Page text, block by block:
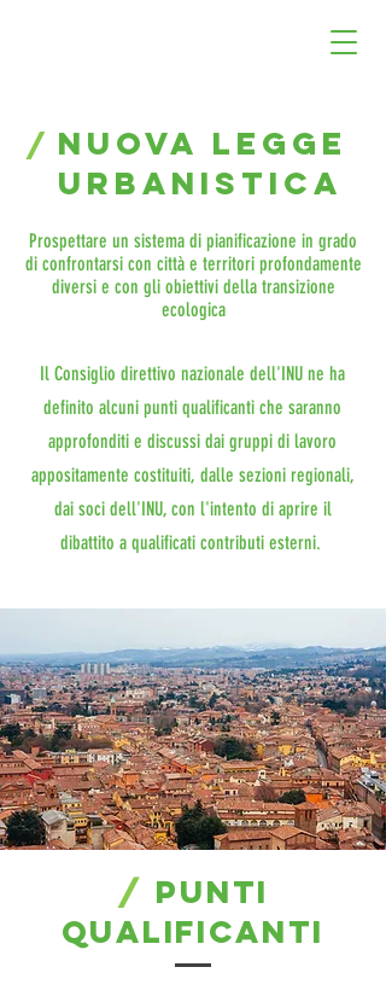
/ nuova legge
urbanistica
Prospettare un sistema di pianificazione in grado
di confrontarsi con città e territori profondamente
diversi e con gli obiettivi della transizione
ecologica
Il Consiglio direttivo nazionale dell'INU ne ha
definito alcuni punti qualificanti che saranno
approfonditi e discussi dai gruppi di lavoro
appositamente costituiti, dalle sezioni regionali,
dai soci dell'INU, con l'intento di aprire il
dibattito a qualificati contributi esterni.
/ punti
qualificanti